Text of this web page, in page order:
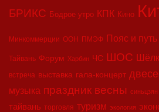
БРИКС Бодрое утро КПК Кино
Минкоммерции ООН ПМЭФ Пояс и путь
Тайвань Форум Харбин ЧС ШОС
встреча выставка гала-концерт
музыка праздник весны синьцзян
тайвань торговля туризм экология